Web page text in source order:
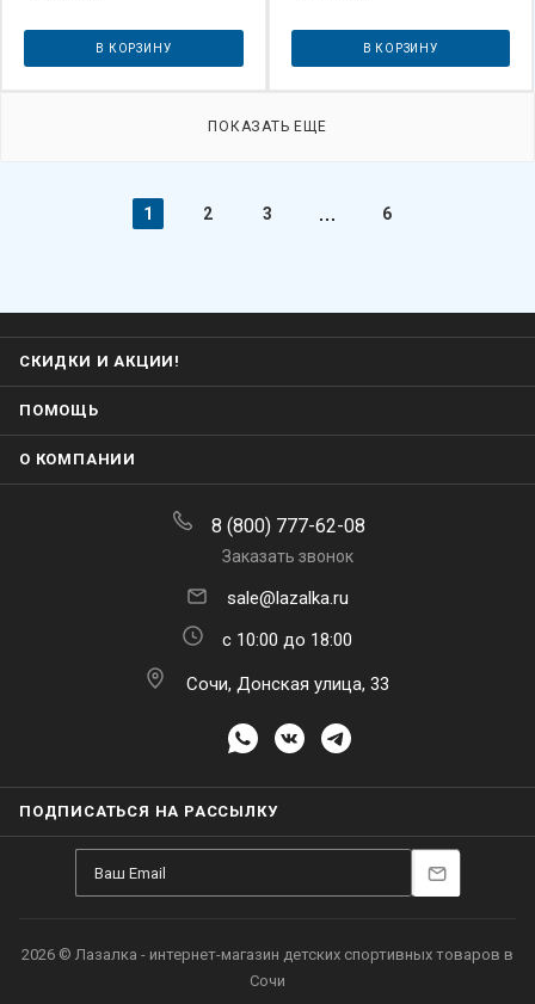
В КОРЗИНУ В КОРЗИНУ
ПОКАЗАТЬ ЕЩЕ
1 2 3 6
СКИДКИ И АКЦИИ!
ПОМОЩЬ
О КОМПАНИИ
8 (800) 777-62-08
Заказать звонок
sale@lazalka.ru
с 10:00 до 18:00
Сочи, Донская улица, 33
ПОДПИСАТЬСЯ НА РАССЫЛКУ
2026 © Лазалка - интернет-магазин детских спортивных товаров в
Сочи